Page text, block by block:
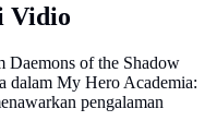
Vidio
Daemons of the Shadow
dalam My Hero Academia:
pengalaman